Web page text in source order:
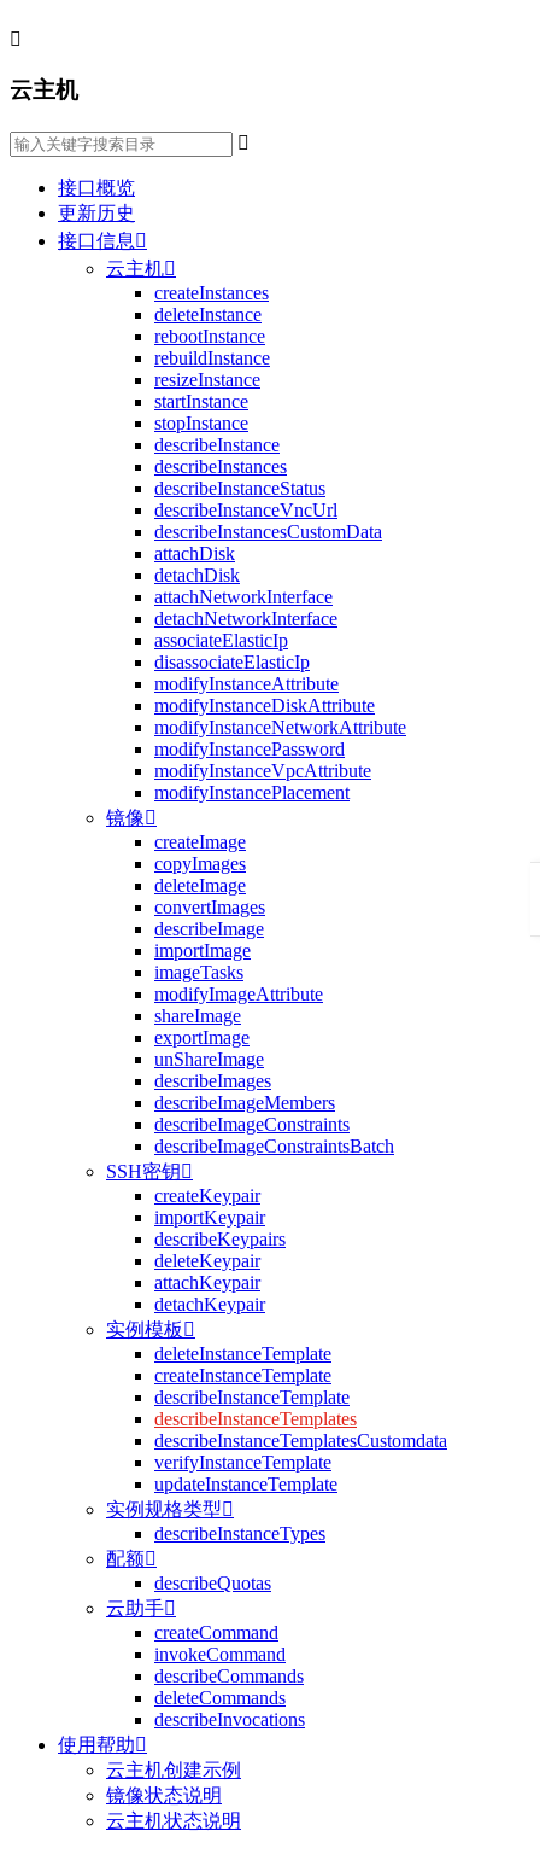

云主机

接口概览
更新历史
接口信息 
云主机
createInstances
deleteInstance
rebootInstance
rebuildInstance
resizeInstance
startInstance
stopInstance
describeInstance
describeInstances
describeInstanceStatus
describeInstanceVncUrl
describeInstancesCustomData
attachDisk
detachDisk
attachNetworkInterface
detachNetworkInterface
associateElasticIp
disassociateElasticIp
modifyInstanceAttribute
modifyInstanceDiskAttribute
modifyInstanceNetworkAttribute
modifyInstancePassword
modifyInstanceVpcAttribute
modifyInstancePlacement
镜像
createImage
copyImages
deleteImage
convertImages
describeImage
importImage
imageTasks
modifyImageAttribute
shareImage
exportImage
unShareImage
describeImages
describeImageMembers
describeImageConstraints
describeImageConstraintsBatch
SSH密钥
createKeypair
importKeypair
describeKeypairs
deleteKeypair
attachKeypair
detachKeypair
实例模板 
deleteInstanceTemplate
createInstanceTemplate
describeInstanceTemplate
describeInstanceTemplates
describeInstanceTemplatesCustomdata
verifyInstanceTemplate
updateInstanceTemplate
实例规格类型
describeInstanceTypes
配额
describeQuotas
云助手
createCommand
invokeCommand
describeCommands
deleteCommands
describeInvocations
使用帮助
云主机创建示例
镜像状态说明
云主机状态说明